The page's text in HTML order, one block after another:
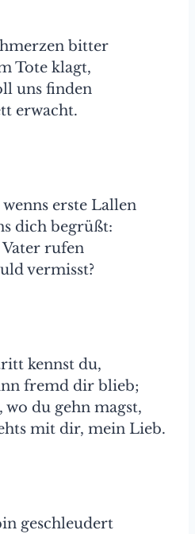
bitter
Tote klagt,
uns finden
erwacht.
erste Lallen
dich begrüßt:
rufen
vermisst?
kennst du,
fremd dir blieb;
du gehn magst,
mit dir, mein Lieb.
geschleudert